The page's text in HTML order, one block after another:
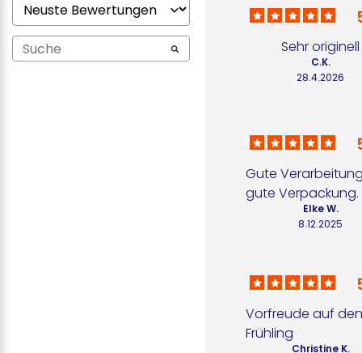
Sehr originell
28.4.2026
C.K.
Gute
gute Verpackung.
8.12.2025
Elke W.
Vorfreude auf
Frühling
Christine K.